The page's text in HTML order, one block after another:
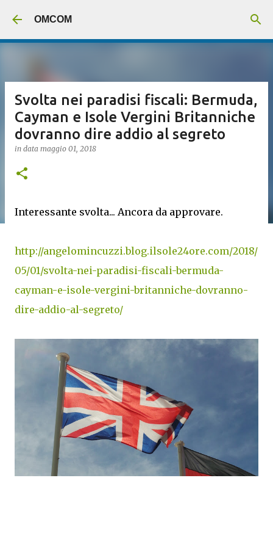
OMCOM
Svolta nei paradisi fiscali: Bermuda,
Cayman e Isole Vergini Britanniche
dovranno dire addio al segreto
in data maggio 01, 2018
Interessante svolta... Ancora da approvare.
http://angelomincuzzi.blog.ilsole24ore.com/2018/
05/01/svolta-nei-paradisi-fiscali-bermuda-
cayman-e-isole-vergini-britanniche-dovranno-
dire-addio-al-segreto/